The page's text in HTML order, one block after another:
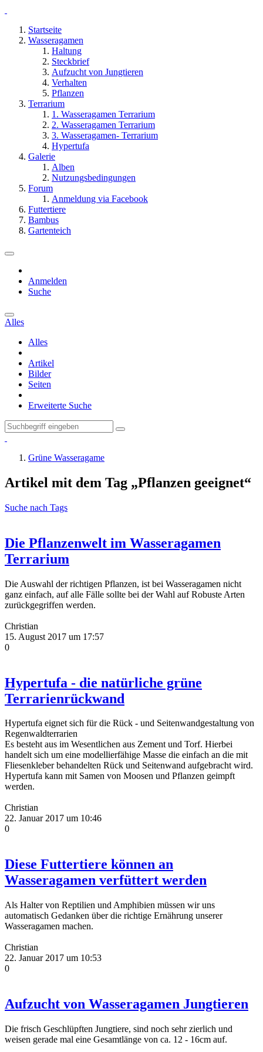
Startseite
Wasseragamen
Haltung
Steckbrief
Aufzucht von Jungtieren
Verhalten
Pflanzen
Terrarium
1. Wasseragamen Terrarium
2. Wasseragamen Terrarium
3. Wasseragamen- Terrarium
Hypertufa
Galerie
Alben
Nutzungsbedingungen
Forum
Anmeldung via Facebook
Futtertiere
Bambus
Gartenteich
Anmelden
Suche
Alles
Alles
Artikel
Bilder
Seiten
Erweiterte Suche
Grüne Wasseragame
Artikel mit dem Tag „Pflanzen geeignet“
Suche nach Tags
Die Pflanzenwelt im Wasseragamen
Terrarium
Die Auswahl der richtigen Pflanzen, ist bei Wasseragamen nicht
ganz einfach, auf alle Fälle sollte bei der Wahl auf Robuste Arten
zurückgegriffen werden.
Christian
15. August 2017 um 17:57
0
Hypertufa - die natürliche grüne
Terrarienrückwand
Hypertufa eignet sich für die Rück - und Seitenwandgestaltung von
Regenwaldterrarien
Es besteht aus im Wesentlichen aus Zement und Torf. Hierbei
handelt sich um eine modellierfähige Masse die einfach an die mit
Fliesenkleber behandelten Rück und Seitenwand aufgebracht wird.
Hypertufa kann mit Samen von Moosen und Pflanzen geimpft
werden.
Christian
22. Januar 2017 um 10:46
0
Diese Futtertiere können an
Wasseragamen verfüttert werden
Als Halter von Reptilien und Amphibien müssen wir uns
automatisch Gedanken über die richtige Ernährung unserer
Wasseragamen machen.
Christian
22. Januar 2017 um 10:53
0
Aufzucht von Wasseragamen Jungtieren
Die frisch Geschlüpften Jungtiere, sind noch sehr zierlich und
weisen gerade mal eine Gesamtlänge von ca. 12 - 16cm auf.